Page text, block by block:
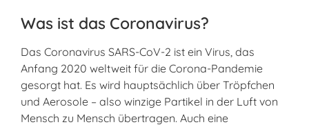
Was ist das Coronavirus?
Das Coronavirus SARS-CoV-2 ist ein Virus, das
Anfang 2020 weltweit für die Corona-Pandemie
gesorgt hat. Es wird hauptsächlich über Tröpfchen
und Aerosole – also winzige Partikel in der Luft von
Mensch zu Mensch übertragen. Auch eine